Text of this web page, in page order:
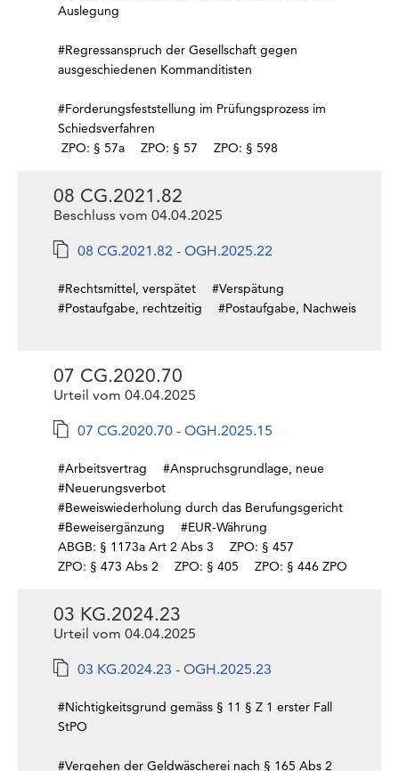
Auslegung
#Regressanspruch der Gesellschaft gegen
ausgeschiedenen Kommanditisten
#Forderungsfeststellung im Prüfungsprozess im
Schiedsverfahren
ZPO: § 57a
ZPO: § 57 ZPO: § 598
08 CG.2021.82
Beschluss vom 04.04.2025
08 CG.2021.82 - OGH.2025.22
#Rechtsmittel, verspätet
#Verspätung
#Postaufgabe, rechtzeitig
#Postaufgabe, Nachweis
07 CG.2020.70
Urteil vom 04.04.2025
07 CG.2020.70 - OGH.2025.15
#Arbeitsvertrag
#Anspruchsgrundlage, neue
#Neuerungsverbot
#Beweiswiederholung durch das Berufungsgericht
#Beweisergänzung
#EUR-Währung
ABGB: § 1173a Art 2 Abs 3
ZPO: § 457
ZPO: § 473 Abs 2
ZPO: § 405 ZPO: § 446 ZPO
03 KG.2024.23
Urteil vom 04.04.2025
03 KG.2024.23 - OGH.2025.23
#Nichtigkeitsgrund gemäss § 11 § Z 1 erster Fall
StPO
#Vergehen der Geldwäscherei nach § 165 Abs 2